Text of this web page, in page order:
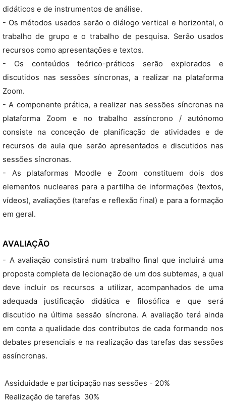
didáticos e de instrumentos de análise.
- Os métodos usados serão o diálogo vertical e horizontal, o
trabalho de grupo e o trabalho de pesquisa. Serão usados
recursos como apresentações e textos.
- Os conteúdos teórico-práticos serão explorados e
discutidos nas sessões síncronas, a realizar na plataforma
Zoom.
- A componente prática, a realizar nas sessões síncronas na
plataforma Zoom e no trabalho assíncrono / autónomo
consiste na conceção de planificação de atividades e de
recursos de aula que serão apresentados e discutidos nas
sessões síncronas.
- As plataformas Moodle e Zoom constituem dois dos
elementos nucleares para a partilha de informações (textos,
vídeos), avaliações (tarefas e reflexão final) e para a formação
em geral.
AVALIAÇÃO
- A avaliação consistirá num trabalho final que incluirá uma
proposta completa de lecionação de um dos subtemas, a qual
deve incluir os recursos a utilizar, acompanhados de uma
adequada justificação didática e filosófica e que será
discutido na última sessão síncrona. A avaliação terá ainda
em conta a qualidade dos contributos de cada formando nos
debates presenciais e na realização das tarefas das sessões
assíncronas.
 Assiduidade e participação nas sessões - 20%
 Realização de tarefas  30%